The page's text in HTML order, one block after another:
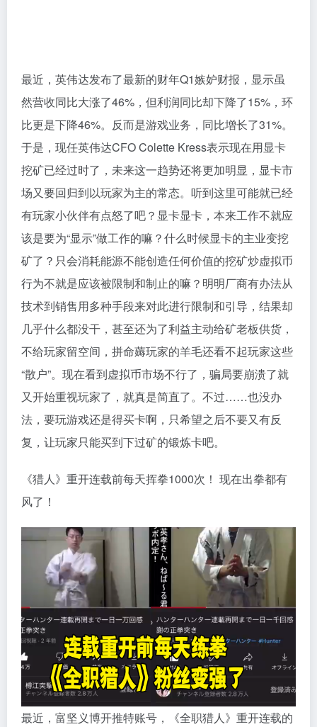
最近，英伟达发布了最新的财年Q1嫉妒财报，显示虽
然营收同比大涨了46%，但利润同比却下降了15%，环
比更是下降46%。反而是游戏业务，同比增长了31%。
于是，现任英伟达CFO Colette Kress表示现在用显卡
挖矿已经过时了，未来这一趋势还将更加明显，显卡市
场又要回归到以玩家为主的常态。听到这里可能就已经
有玩家小伙伴有点怒了吧？显卡显卡，本来工作不就应
该是要为“显示”做工作的嘛？什么时候显卡的主业变挖
矿了？只会消耗能源不能创造任何价值的挖矿炒虚拟币
行为不就是应该被限制和制止的嘛？明明厂商有办法从
技术到销售用多种手段来对此进行限制和引导，结果却
几乎什么都没干，甚至还为了利益主动给矿老板供货，
不给玩家留空间，拼命薅玩家的羊毛还看不起玩家这些
“散户”。现在看到虚拟币市场不行了，骗局要崩溃了就
又开始重视玩家了，就真是简直了。不过……也没办
法，要玩游戏还是得买卡啊，只希望之后不要又有反
复，让玩家只能买到下过矿的锻炼卡吧。
《猎人》重开连载前每天挥拳1000次！ 现在出拳都有
风了！
最近，富坚义博开推特账号，《全职猎人》重开连载的